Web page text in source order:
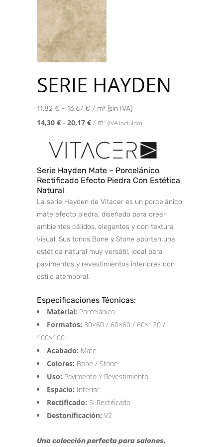
SERIE HAYDEN
11,82 € - 16,67 € / m² (sin IVA)
14,30 € - 20,17 € / m2 (IVA Incluido)
Serie Hayden Mate – Porcelánico
Rectificado Efecto Piedra Con Estética
Natural
La serie Hayden de Vitacer es un porcelánico
mate efecto piedra, diseñado para crear
ambientes cálidos, elegantes y con textura
visual. Sus tonos Bone y Stone aportan una
estética natural muy versátil, ideal para
pavimentos y revestimientos interiores con
estilo atemporal.
Especificaciones Técnicas:
Material: Porcelánico
Formatos: 30×60 / 60×60 / 60×120 /
100×100
Acabado: Mate
Colores: Bone / Stone
Uso: Pavimento Y Revestimiento
Espacio: Interior
Rectificado: Sí Rectificado
Destonificación: V2
Una colección perfecta para salones,